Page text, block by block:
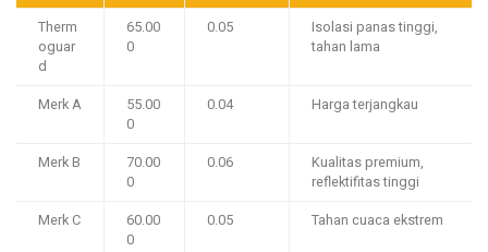
Therm
oguar
d
65.00
0
0.05
Isolasi panas tinggi,
tahan lama
Merk A
55.00
0
0.04 Harga terjangkau
Merk B
70.00
0
0.06
Kualitas premium,
reflektifitas tinggi
Merk C
60.00
0
0.05 Tahan cuaca ekstrem